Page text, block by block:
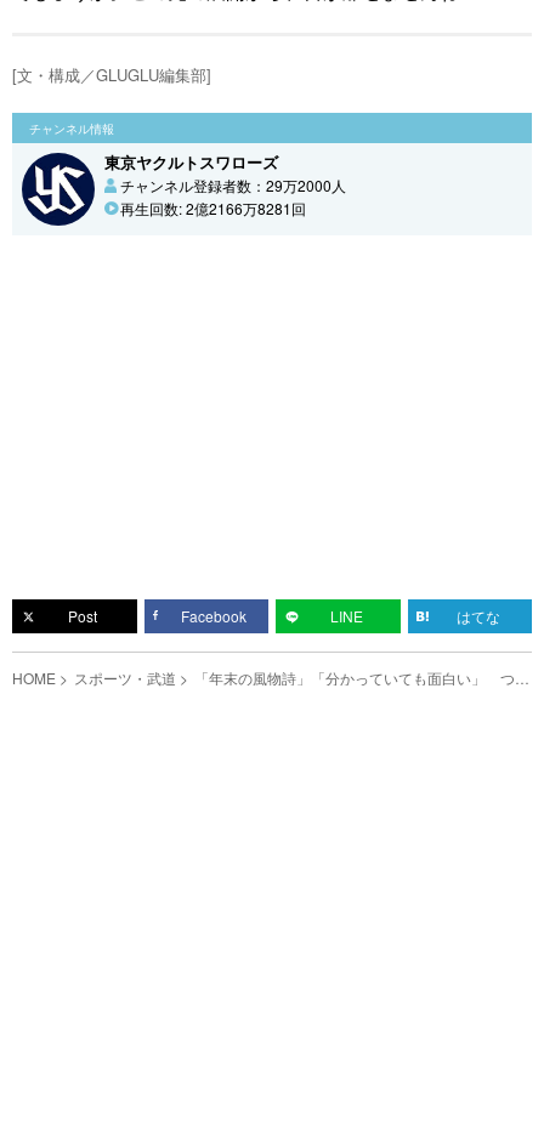
[文・構成／GLUGLU編集部]
チャンネル情報
東京ヤクルトスワローズ
チャンネル登録者数：29万2000人
再生回数: 2億2166万8281回
Post Facebook LINE はてな
HOME スポーツ・武道 「年末の風物詩」「分かっていても面白い」 つば
九郎が契約更改、２０２３年の結果は…